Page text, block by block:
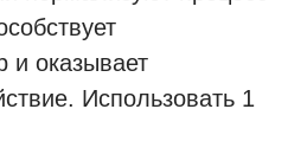
и оказывает
Использовать 1